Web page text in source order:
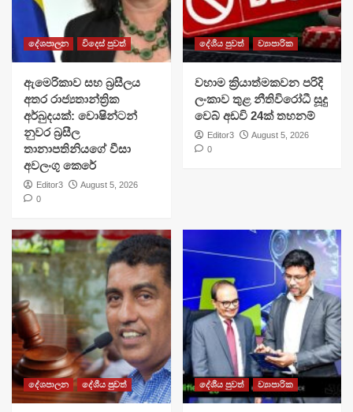
දේශපාලන විදෙස් පුවත්
ඇමෙරිකාව සහ බ්‍රසීලය
අතර රාජ්‍යතාන්ත්‍රික
අර්බුදයක්: වොෂින්ටන්
නුවර බ්‍රසීල
තානාපතිනියගේ වීසා
අවලංගු කෙරේ
Editor3
August 5, 2026
0
දේශීය පුවත් ව්‍යාපාරික
වහාම ක්‍රියාත්මකවන පරිදි
ලංකාව තුළ නීතිවිරෝධී සූදු
වෙබ් අඩවි 24ක් තහනම්
Editor3
August 5, 2026
0
දේශපාලන දේශීය පුවත් දේශීය පුවත් ව්‍යාපාරික